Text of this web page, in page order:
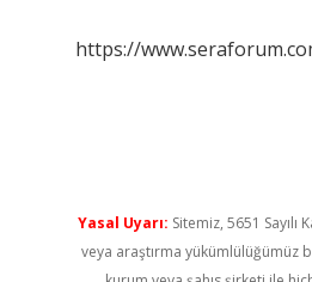
https://
Yasal Uyarı: Sitemiz, 5651
veya araştırma yükümlülüğümüz